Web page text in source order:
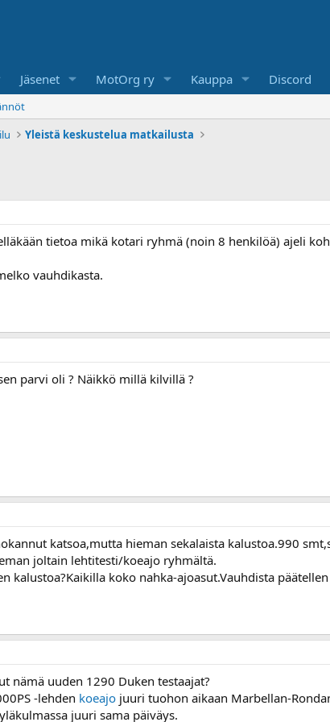
Jäsenet MotOrg ry Kauppa Discord
Yleistä keskustelua matkailusta
tietoa mikä kotari ryhmä (noin 8 henkilöä) ajeli
vauhdikasta.
parvi oli ? Näikkö millä kilvillä ?
katsoa,mutta hieman sekalaista kalustoa.990
joltain lehtitesti/koeajo ryhmältä.
kalustoa?Kaikilla koko nahka-ajoasut.Vauhdista
nämä uuden 1290 Duken testaajat?
-lehden koeajo juuri tuohon aikaan Marbellan-
juuri sama päiväys.